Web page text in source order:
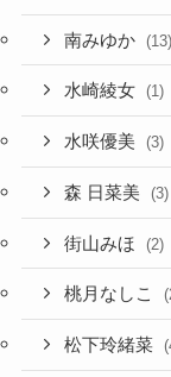
南みゆか (13)
水崎綾女 (1)
水咲優美 (3)
森 日菜美 (3)
街山みほ (2)
桃月なしこ
松下玲緒菜